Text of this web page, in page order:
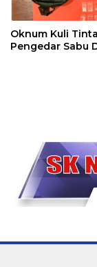
Oknum Kuli
Pengedar Sabu